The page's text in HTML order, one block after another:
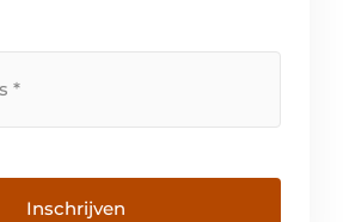
Inschrijven